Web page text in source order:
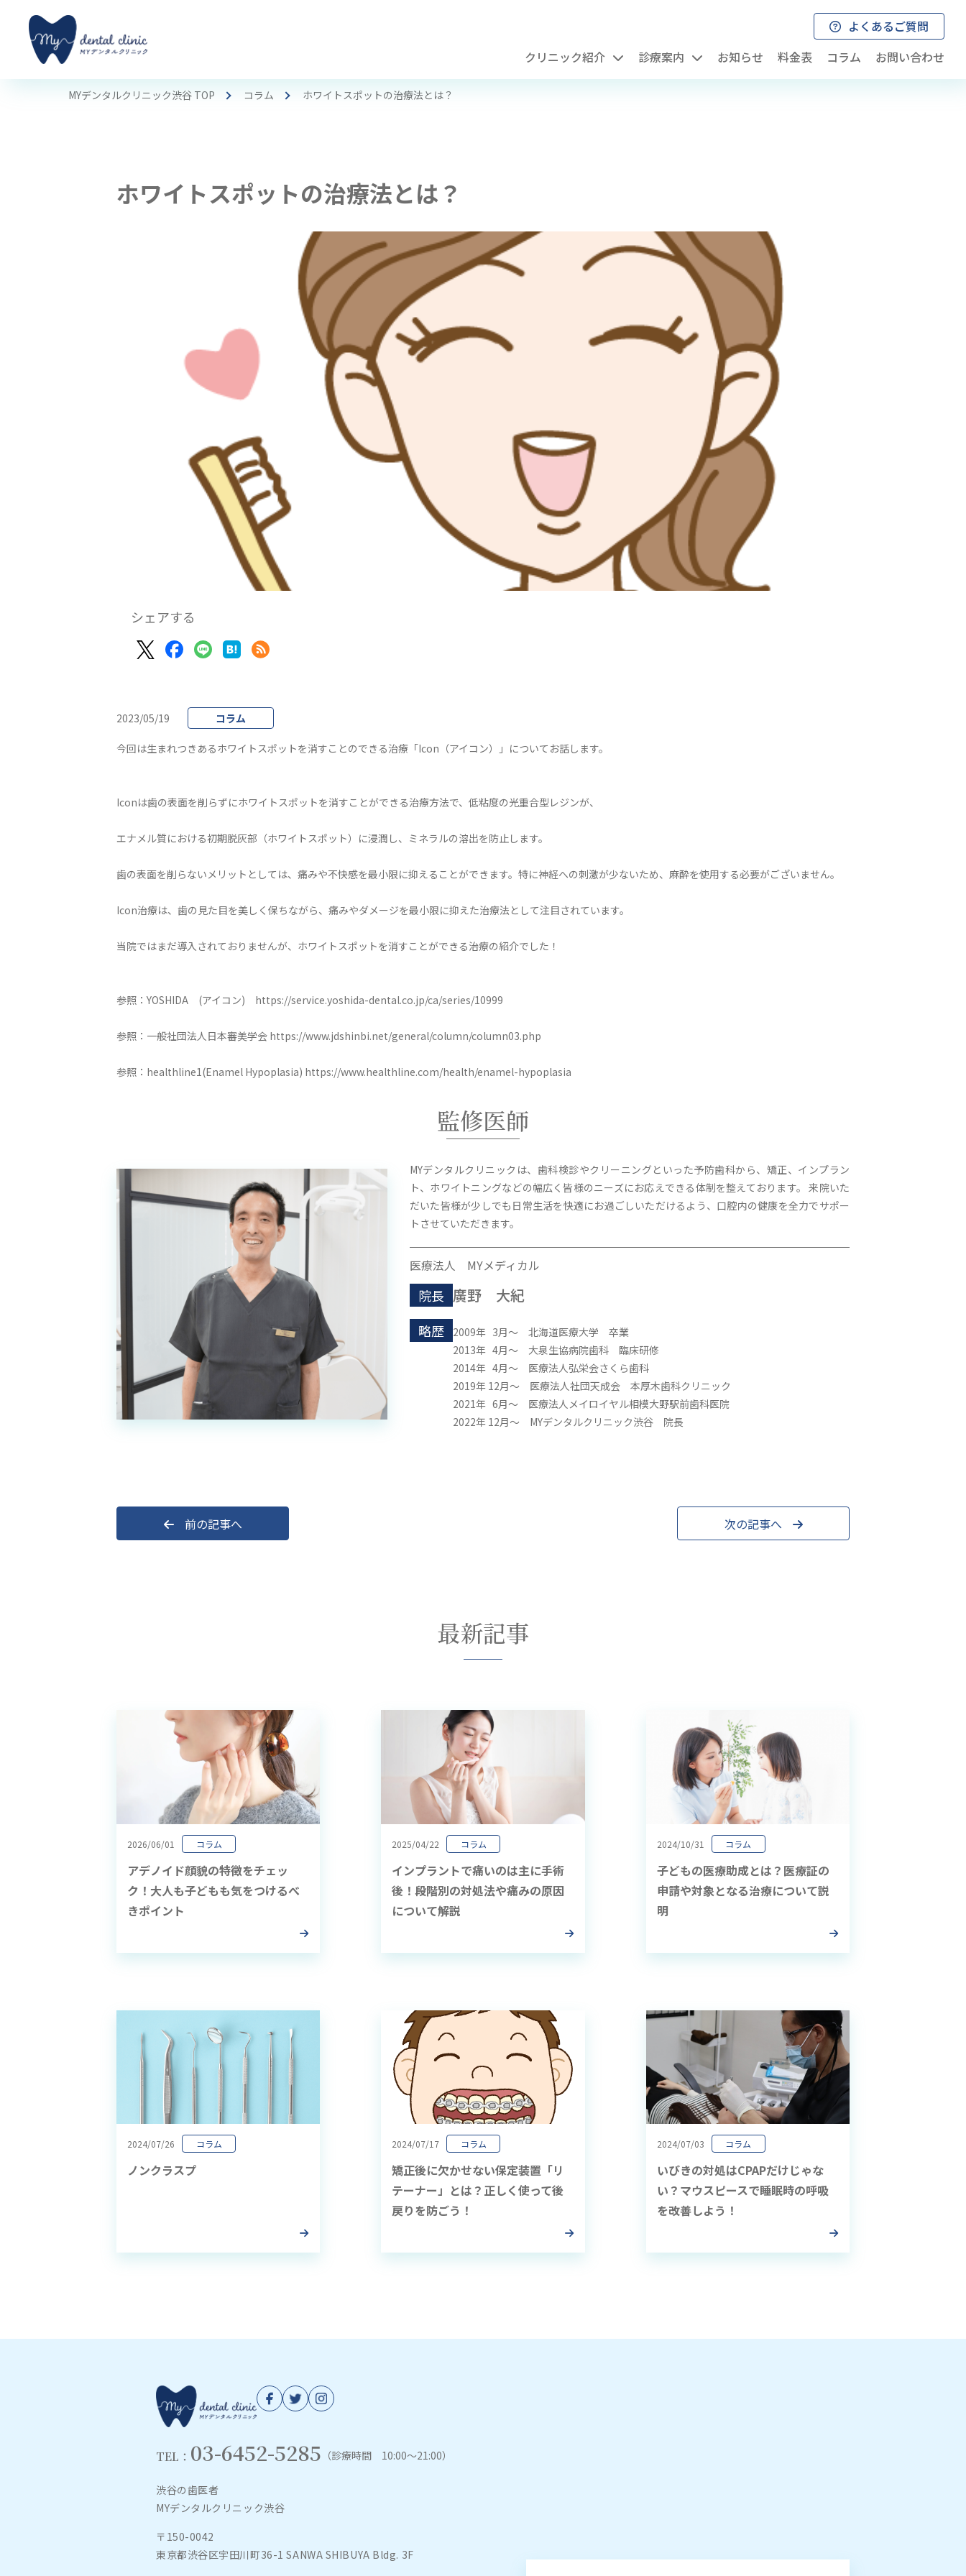
よくあるご質問
クリニック紹介
診療案内 お知らせ 料金表 コラム お問い合わせ
MYデンタルクリニック渋谷 TOP コラム ホワイトスポットの治療法とは？
ホワイトスポットの治療法とは？
シェアする
2023/05/19 コラム
今回は生まれつきあるホワイトスポットを消すことのできる治療「Icon（アイコン）」についてお話します。
Iconは歯の表面を削らずにホワイトスポットを消すことができる治療方法で、低粘度の光重合型レジンが、
エナメル質における初期脱灰部（ホワイトスポット）に浸潤し、ミネラルの溶出を防止します。
歯の表面を削らないメリットとしては、痛みや不快感を最小限に抑えることができます。特に神経への刺激が少ないため、麻酔を使用する必要がございません。
Icon治療は、歯の見た目を美しく保ちながら、痛みやダメージを最小限に抑えた治療法として注目されています。
当院ではまだ導入されておりませんが、ホワイトスポットを消すことができる治療の紹介でした！
参照：YOSHIDA (アイコン) https://service.yoshida-dental.co.jp/ca/series/10999
参照：一般社団法人日本審美学会 https://www.jdshinbi.net/general/column/column03.php
参照：healthline1(Enamel Hypoplasia) https://www.healthline.com/health/enamel-hypoplasia
監修医師
MYデンタルクリニックは、歯科検診やクリーニングといった予防歯科から、矯正、インプラン
ト、ホワイトニングなどの幅広く皆様のニーズにお応えできる体制を整えております。 来院いた
だいた皆様が少しでも日常生活を快適にお過ごしいただけるよう、口腔内の健康を全力でサポー
トさせていただきます。
医療法人 MYメディカル
院長 廣野 大紀
略歴
2009年 3月～ 北海道医療大学 卒業
2013年 4月～ 大泉生協病院歯科 臨床研修
2014年 4月～ 医療法人弘栄会さくら歯科
2019年 12月～ 医療法人社団天成会 本厚木歯科クリニック
2021年 6月～ 医療法人メイロイヤル相模大野駅前歯科医院
2022年 12月～ MYデンタルクリニック渋谷 院長
前の記事へ 次の記事へ
最新記事
2026/06/01 コラム
アデノイド顔貌の特徴をチェッ
ク！大人も子どもも気をつけるべ
きポイント
2025/04/22 コラム
インプラントで痛いのは主に手術
後！段階別の対処法や痛みの原因
について解説
2024/10/31 コラム
子どもの医療助成とは？医療証の
申請や対象となる治療について説
明
2024/07/26 コラム
ノンクラスプ
2024/07/17 コラム
矯正後に欠かせない保定装置「リ
テーナー」とは？正しく使って後
戻りを防ごう！
2024/07/03 コラム
いびきの対処はCPAPだけじゃな
い？マウスピースで睡眠時の呼吸
を改善しよう！
TEL： 03-6452-5285 （診療時間 10:00～21:00）
渋谷の歯医者
MYデンタルクリニック渋谷
〒150-0042
東京都渋谷区宇田川町36-1 SANWA SHIBUYA Bldg. 3F